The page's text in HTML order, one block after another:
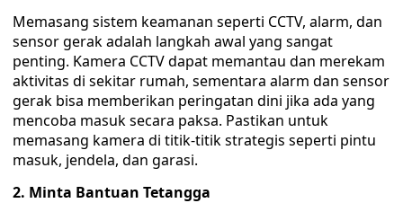
Memasang sistem keamanan seperti CCTV, alarm, dan
sensor gerak adalah langkah awal yang sangat
penting. Kamera CCTV dapat memantau dan merekam
aktivitas di sekitar rumah, sementara alarm dan sensor
gerak bisa memberikan peringatan dini jika ada yang
mencoba masuk secara paksa. Pastikan untuk
memasang kamera di titik-titik strategis seperti pintu
masuk, jendela, dan garasi.
2. Minta Bantuan Tetangga